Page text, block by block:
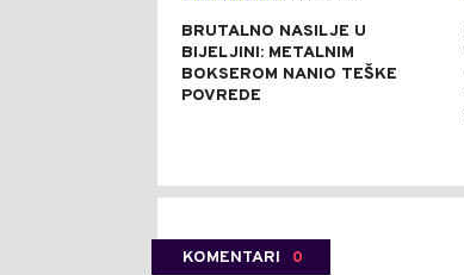
BRUTALNO NASILJE U
BIJELJINI: METALNIM
BOKSEROM NANIO TEŠKE
POVREDE
KOMENTARI 0